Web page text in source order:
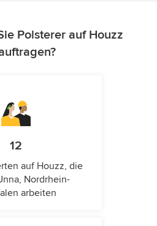
Polsterer auf Houzz
12
auf Houzz, die
Nordrhein-
arbeiten